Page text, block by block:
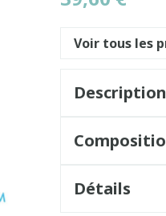
Voir tous les
Description
Détails